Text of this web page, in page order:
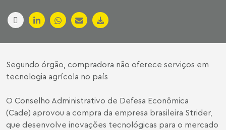
Segundo órgão, compradora não oferece serviços em
tecnologia agrícola no país
O Conselho Administrativo de Defesa Econômica
(Cade) aprovou a compra da empresa brasileira Strider,
que desenvolve inovações tecnológicas para o mercado